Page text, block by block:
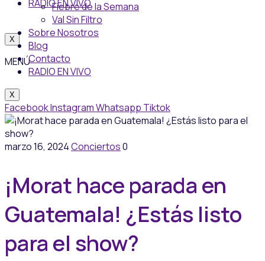
RADIO EN VIVO
X
MENÚ
Fiebre de la Semana
Val Sin Filtro
Sobre Nosotros
Blog
Contacto
RADIO EN VIVO
X
FacebookInstagramWhatsapp Tiktok
marzo 16, 2024Conciertos0
¡Morat hace parada en
Guatemala! ¿Estás listo
para el show?